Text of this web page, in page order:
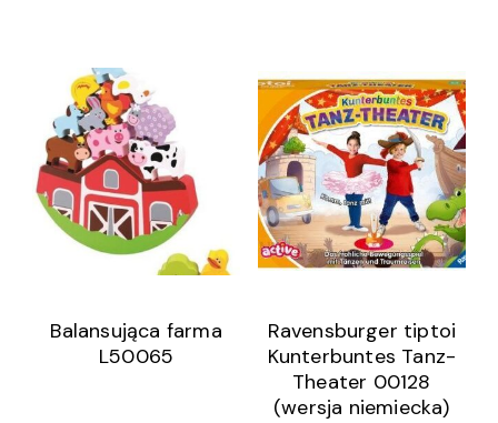
Balansująca farma
L50065
Ravensburger tiptoi
Kunterbuntes Tanz-
Theater 00128
(wersja niemiecka)